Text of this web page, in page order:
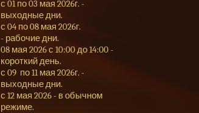
с 01 по 03 мая 2026г. -
выходные дни.
с 04 по 08 мая 2026г.
- рабочие дни.
08 мая 2026 с 10:00 до 14:00 -
короткий день.
с 09 по 11 мая 2026г. -
выходные дни.
с 12 мая 2026 - в обычном
режиме.